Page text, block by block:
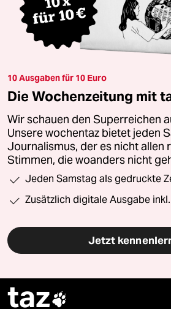
10 Ausgaben für 10 Euro
Die Wochenzeitung mit
Wir schauen den Superreichen
Unsere wochentaz bietet jeden
Journalismus, der es nicht allen
Stimmen, die woanders nicht
Jeden Samstag als gedruckte
Zusätzlich digitale Ausgabe
Jetzt
taz